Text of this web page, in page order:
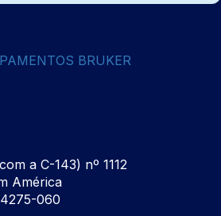
a C-143) nº 1112
América
060